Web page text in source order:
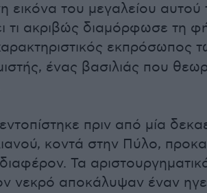
εικόνα του μεγαλείου αυτού
τι ακριβώς διαμόρφωσε τη
εκπρόσωπος
ένας βασιλιάς που
πριν από μία
κοντά στην Πύλο,
Τα
νεκρό αποκάλυψαν έναν